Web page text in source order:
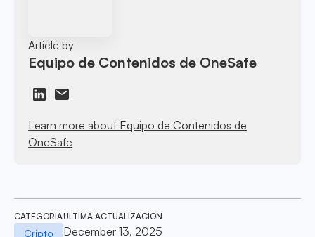
Article by
Equipo de Contenidos de OneSafe
Learn more about Equipo de Contenidos de
OneSafe
CATEGORÍA
Cripto
ÚLTIMA ACTUALIZACIÓN
December 13, 2025